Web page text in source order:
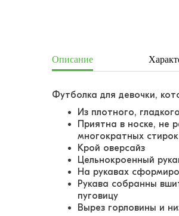
Описание
Футболка для девочки,
Из плотного,
Приятна в носке, не
многократных стирок
Крой оверсайз
Цельнокроенный
На рукавах
Рукава собранны
пуговицу
Вырез горловины и